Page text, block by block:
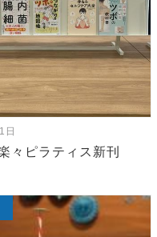
日
々ピラティス新刊
定期清掃・定期点検